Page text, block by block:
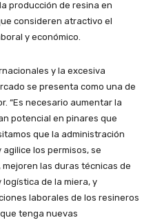
producción de resina en
consideren atractivo el
y económico.
y la excesiva
se presenta como una de
“Es necesario aumentar la
potencial en pinares que
que la administración
los permisos, se
las duras técnicas de
de la miera, y
laborales de los resineros
tenga nuevas